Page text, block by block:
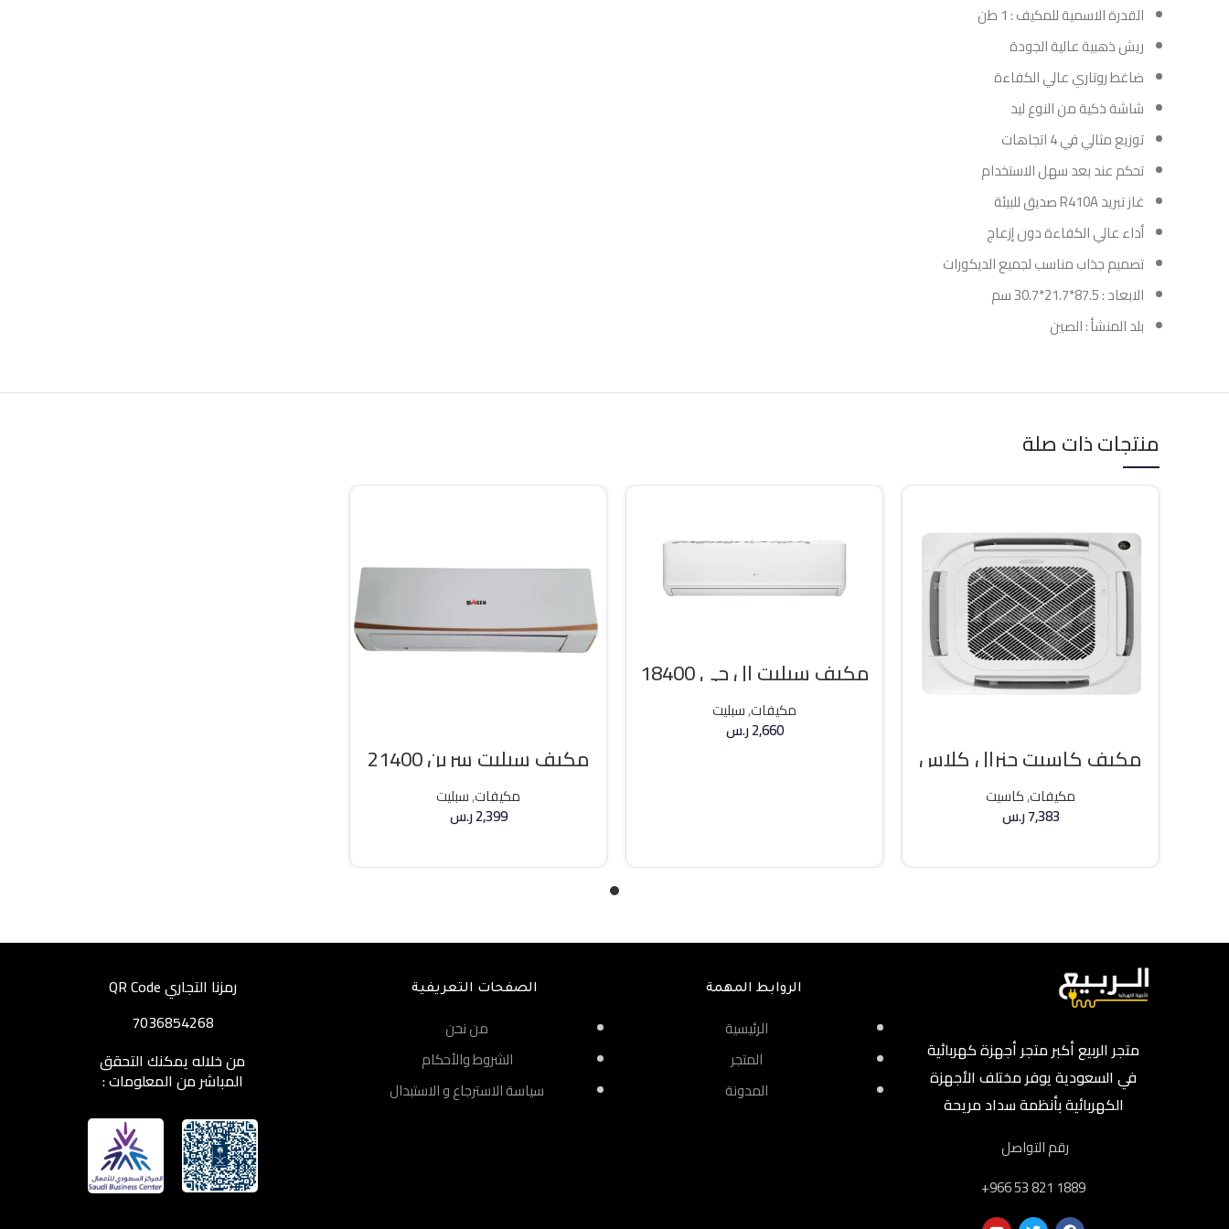
القدرة الاسمية للمكيف : 1 طن
ريش ذهبية عالية الجودة
ضاغط روتاري عالي الكفاءة
شاشة ذكية من النوع ليد
توزيع مثالي في 4 اتجاهات
تحكم عند بعد سهل الاستخدام
غاز تبريد R410A صديق للبيئة
أداء عالي الكفاءة دون إزعاج
تصميم جذاب مناسب لجميع الديكورات
الابعاد : 87.5*21.7*30.7 سم
بلد المنشأ : الصين
منتجات ذات صلة
مكيف كاسيت جنرال كلاس
36000 وحده حار / بارد
مكيفات,كاسيت
7,383ر.س
مكيف سبليت ال جي 18400 وحده بارد
مكيفات,سبليت
2,660ر.س
مكيف سبليت سرين 21400 وحده بارد
مكيفات,سبليت
2,399ر.س
متجر الربيع أكبر متجر أجهزة كهربائية
في السعودية يوفر مختلف الأجهزة
الكهربائية بأنظمة سداد مريحة
رقم التواصل
‎+966 53 821 1889
الروابط المهمة
الرئيسية
المتجر
المدونة
الصفحات التعريفية
من نحن
الشروط والأحكام
سياسة الاسترجاع و الاستبدال
رمزنا التجاري QR Code
7036854268
من خلاله يمكنك التحقق
المباشر من المعلومات :